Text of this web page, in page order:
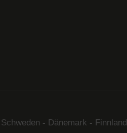
Schweden - Dänemark - Finnland